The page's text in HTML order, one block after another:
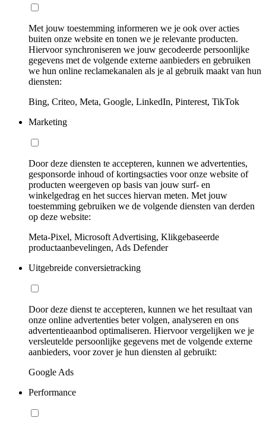
Met jouw toestemming informeren we je ook over acties
buiten onze website en tonen we je relevante producten.
Hiervoor synchroniseren we jouw gecodeerde persoonlijke
gegevens met de volgende externe aanbieders en gebruiken
we hun online reclamekanalen als je al gebruik maakt van hun
diensten:
Bing, Criteo, Meta, Google, LinkedIn, Pinterest, TikTok
Marketing
Door deze diensten te accepteren, kunnen we advertenties,
gesponsorde inhoud of kortingsacties voor onze website of
producten weergeven op basis van jouw surf- en
winkelgedrag en het succes hiervan meten. Met jouw
toestemming gebruiken we de volgende diensten van derden
op deze website:
Meta-Pixel, Microsoft Advertising, Klikgebaseerde
productaanbevelingen, Ads Defender
Uitgebreide conversietracking
Door deze dienst te accepteren, kunnen we het resultaat van
onze online advertenties beter volgen, analyseren en ons
advertentieaanbod optimaliseren. Hiervoor vergelijken we je
versleutelde persoonlijke gegevens met de volgende externe
aanbieders, voor zover je hun diensten al gebruikt:
Google Ads
Performance